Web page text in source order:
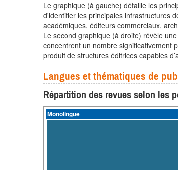
Le graphique (à gauche) détaille les
d'identifier les principales infrastructures
académiques, éditeurs commerciaux,
Le second graphique (à droite) révèle
concentrent un nombre significativement
produit de structures éditrices capables
Langues et thématiques de
Répartition des revues selon les